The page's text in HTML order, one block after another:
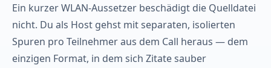
Ein kurzer WLAN-Aussetzer beschädigt die Quelldatei
nicht. Du als Host gehst mit separaten, isolierten
Spuren pro Teilnehmer aus dem Call heraus — dem
einzigen Format, in dem sich Zitate sauber